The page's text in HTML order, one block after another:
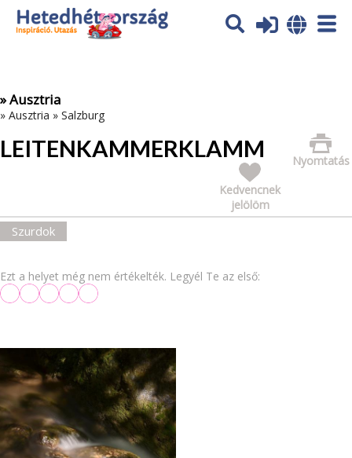
Az oldal sütiket (cookies) használ. További tájékoztatás itt:
Adatvédelmi tájékoztató
» Ausztria
» Ausztria » Salzburg
LEITENKAMMERKLAMM
Nyomtatás
Kedvencnek
jelölöm
Szurdok
Ezt a helyet még nem értékelték. Legyél Te az első: